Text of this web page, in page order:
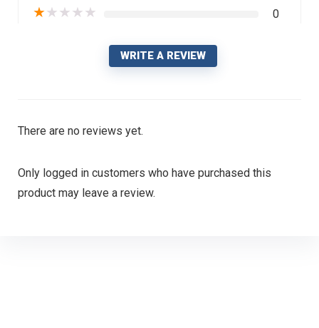
★★★★★ 0
WRITE A REVIEW
There are no reviews yet.
Only logged in customers who have purchased this
product may leave a review.